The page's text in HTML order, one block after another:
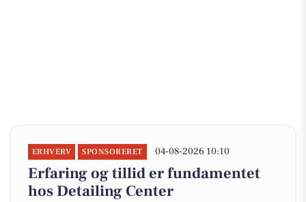
ERHVERV SPONSORERET 04-08-2026 10:10
Erfaring og tillid er fundamentet
hos Detailing Center